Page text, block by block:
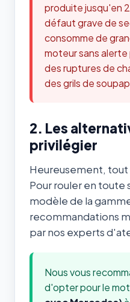
produite jusqu'en
défaut grave de
consomme de
moteur sans
des ruptures de
des grils de
2. Les
privilégier
Heureusement, tout
Pour rouler en toute
modèle de la
recommandations
par nos experts
Nous vous
d'opter pour le